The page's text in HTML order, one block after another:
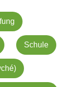
Schule